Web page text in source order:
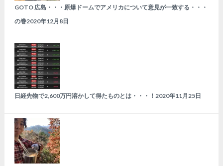
GOTO 広島・・・原爆ドームでアメリカについて意見が一致する・・・
の巻2020年12月8日
日経先物で2,600万円溶かして得たものとは・・・！ 2020年11月25日